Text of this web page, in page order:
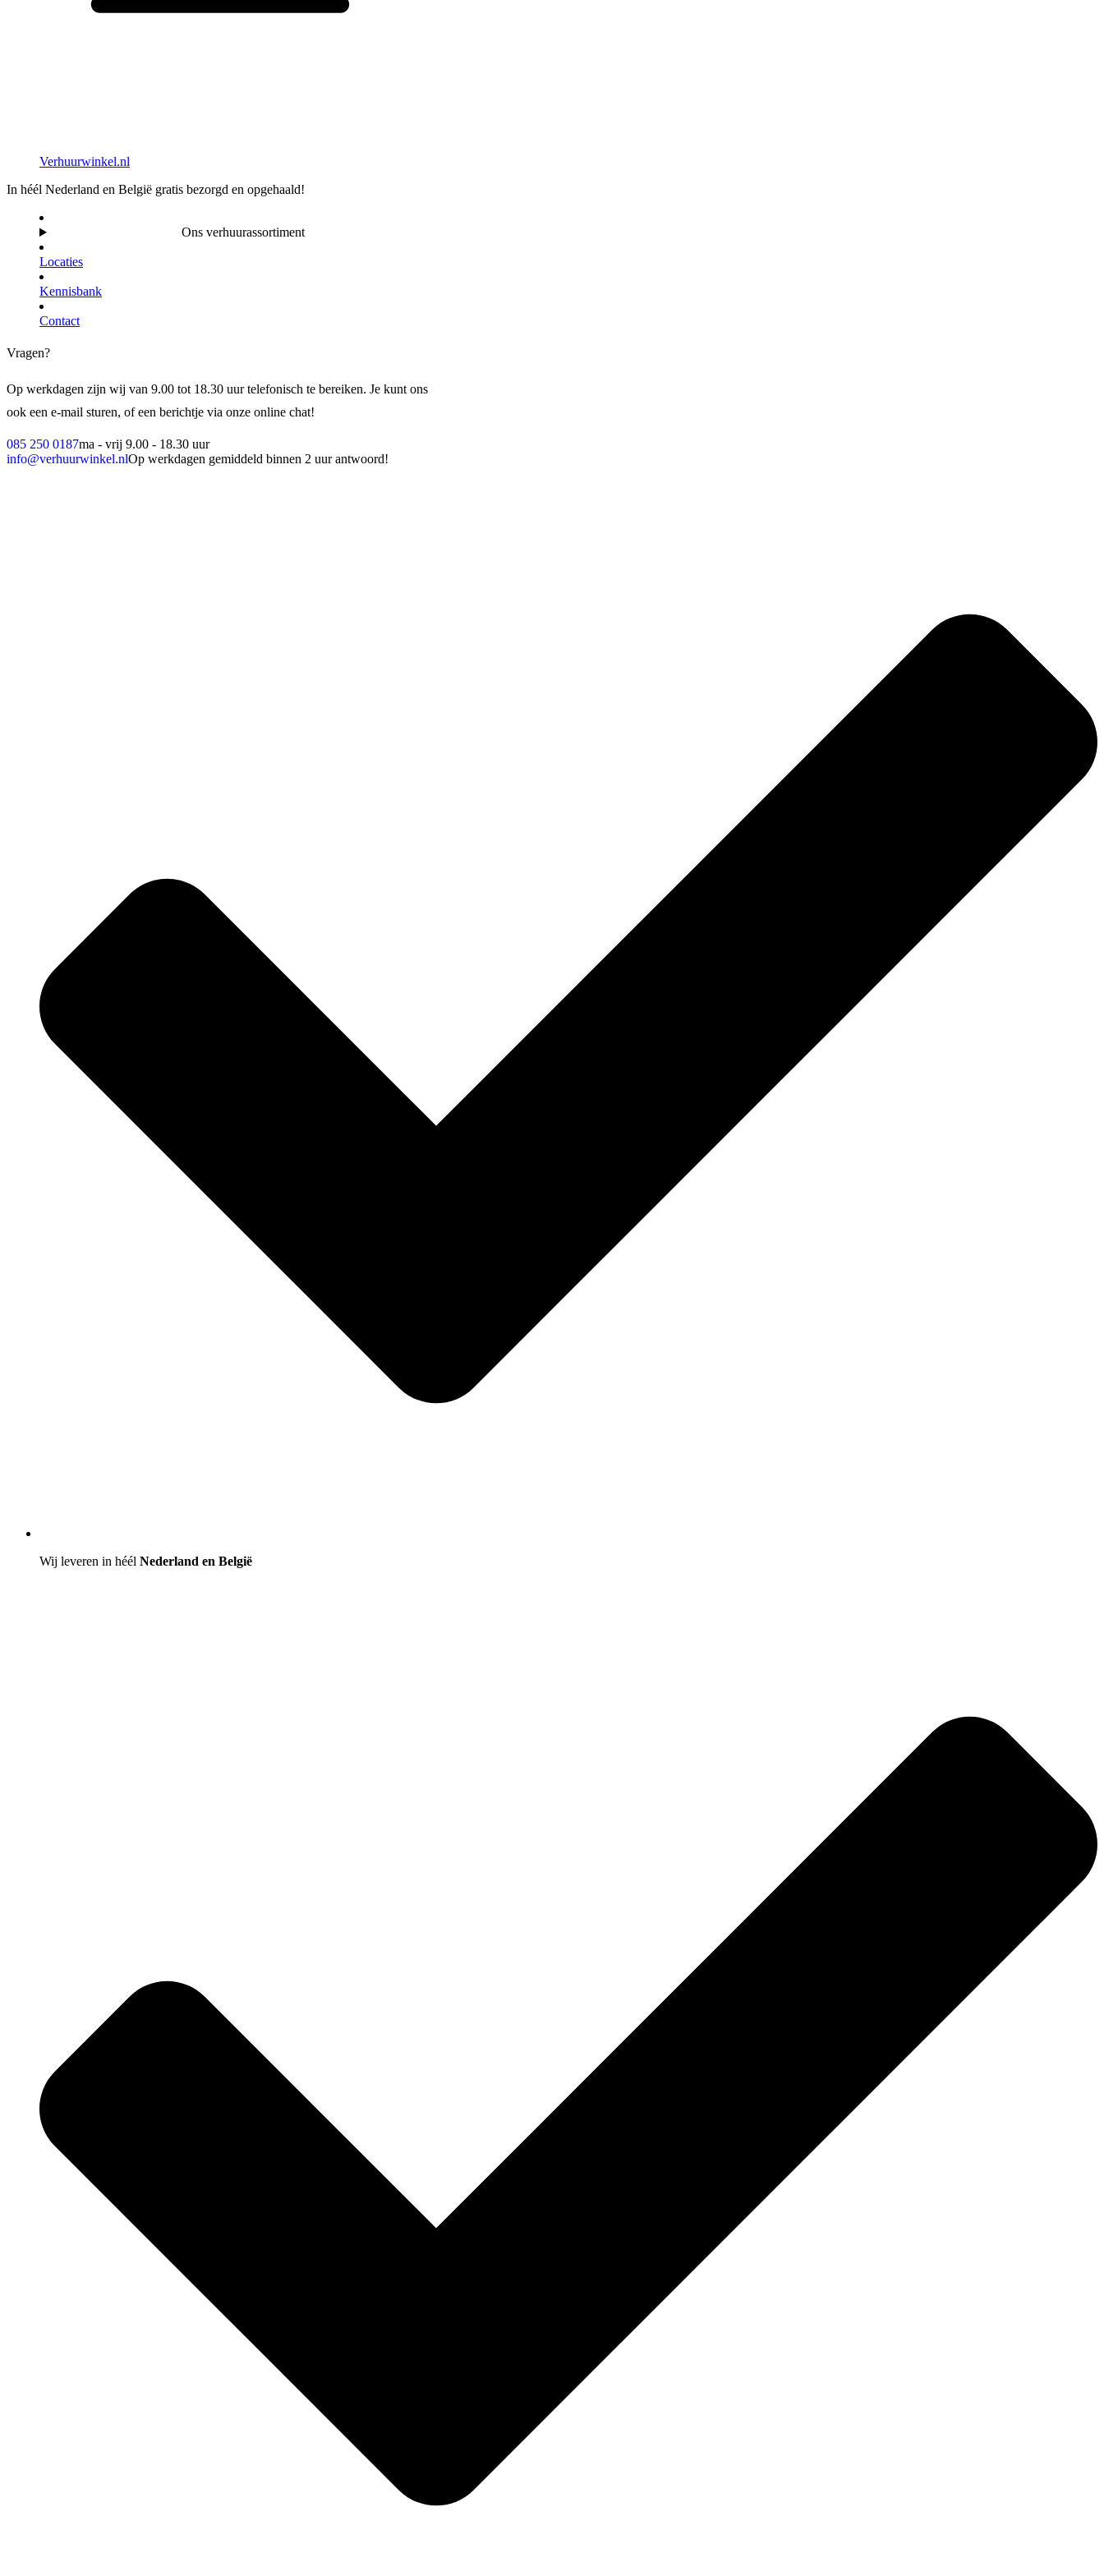
Verhuurwinkel.nl
In héél Nederland en België gratis bezorgd en opgehaald!
Ons verhuurassortiment
Locaties
Kennisbank
Contact
Vragen?
Op werkdagen zijn wij van 9.00 tot 18.30 uur telefonisch te bereiken. Je kunt ons
ook een e-mail sturen, of een berichtje via onze online chat!
085 250 0187ma - vrij 9.00 - 18.30 uur
info@verhuurwinkel.nlOp werkdagen gemiddeld binnen 2 uur antwoord!
Wij leveren in héél Nederland en België